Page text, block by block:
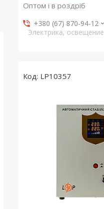
Оптом і в роздріб
+380 (67) 870-94-12
Электрика, освещение
LP10357